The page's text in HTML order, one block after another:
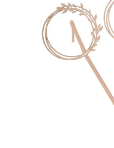
hvězdiček.